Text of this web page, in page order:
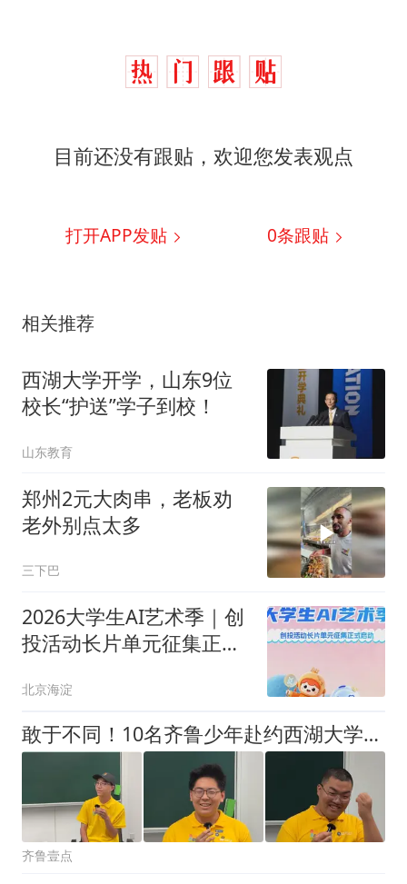
目前还没有跟贴，欢迎您发表观点
打开APP发贴 0条跟贴
相关推荐
西湖大学开学，山东9位
校长“护送”学子到校！
山东教育
郑州2元大肉串，老板劝
老外别点太多
三下巴
2026大学生AI艺术季｜创
投活动长片单元征集正式
北京海淀
敢于不同！10名齐鲁少年赴约西湖大学！他们是谁？为何而选？
齐鲁壹点